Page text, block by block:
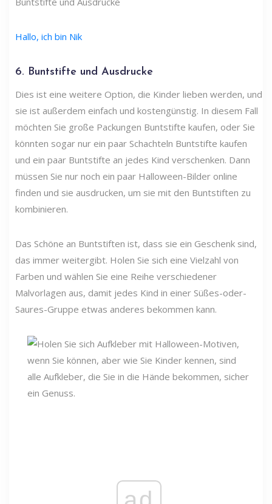
Hallo, ich bin Nik
6. Buntstifte und Ausdrucke
Dies ist eine weitere Option, die Kinder lieben werden, und
sie ist außerdem einfach und kostengünstig. In diesem Fall
möchten Sie große Packungen Buntstifte kaufen, oder Sie
könnten sogar nur ein paar Schachteln Buntstifte kaufen
und ein paar Buntstifte an jedes Kind verschenken. Dann
müssen Sie nur noch ein paar Halloween-Bilder online
finden und sie ausdrucken, um sie mit den Buntstiften zu
kombinieren.
Das Schöne an Buntstiften ist, dass sie ein Geschenk sind,
das immer weitergibt. Holen Sie sich eine Vielzahl von
Farben und wählen Sie eine Reihe verschiedener
Malvorlagen aus, damit jedes Kind in einer Süßes-oder-
Saures-Gruppe etwas anderes bekommen kann.